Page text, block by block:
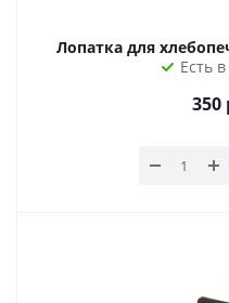
Есть
350